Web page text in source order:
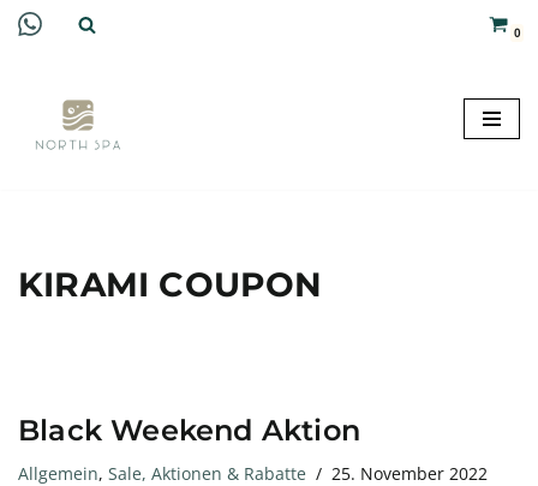
springen
0
KIRAMI COUPON
Black Weekend Aktion
Allgemein, Sale, Aktionen & Rabatte 25. November 2022